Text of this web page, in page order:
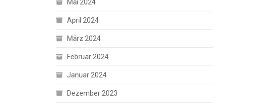
Mai 2024
April 2024
März 2024
Februar 2024
Januar 2024
Dezember 2023